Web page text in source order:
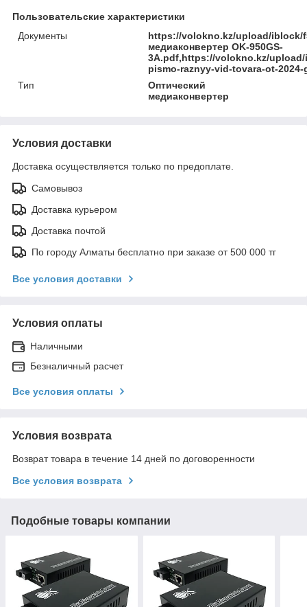
Пользовательские характеристики
Документы
https://volokno.kz/upload/iblock/
медиаконвертер OK-950GS-
3A.pdf,https://volokno.kz/
pismo-raznyy-vid-tovara-ot-2024-
Тип
Оптический
медиаконвертер
Условия доставки
Доставка осуществляется только по предоплате.
Самовывоз
Доставка курьером
Доставка почтой
По городу Алматы бесплатно при заказе от 500 000 тг
Все условия доставки
Условия оплаты
Наличными
Безналичный расчет
Все условия оплаты
Условия возврата
Возврат товара в течение 14 дней по договоренности
Все условия возврата
Подобные товары компании